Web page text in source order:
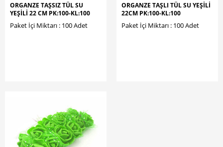
ORGANZE TAŞSIZ TÜL SU
YEŞİLİ 22 CM PK:100-KL:100
Paket İçi Miktarı : 100 Adet
ORGANZE TAŞLI TÜL SU YEŞİLİ
22CM PK:100-KL:100
Paket İçi Miktarı : 100 Adet